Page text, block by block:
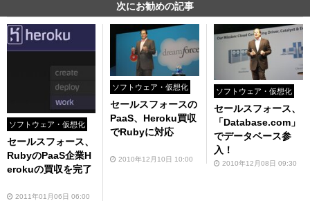
次にお勧めの記事
ソフトウェア・仮想化
セールスフォース、
RubyのPaaS企業H
erokuの買収を完了
2011年01月06日 06:00
ソフトウェア・仮想化
セールスフォースの
PaaS、Heroku買収
でRubyに対応
2010年12月10日 10:00
ソフトウェア・仮想化
セールスフォース、
「Database.com」
でデータベース参
入！
2010年12月08日 09:30